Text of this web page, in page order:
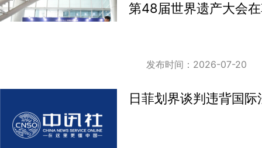
第48届世界遗产大会
发布时间：2026-07-20
日菲划界谈判违背国际